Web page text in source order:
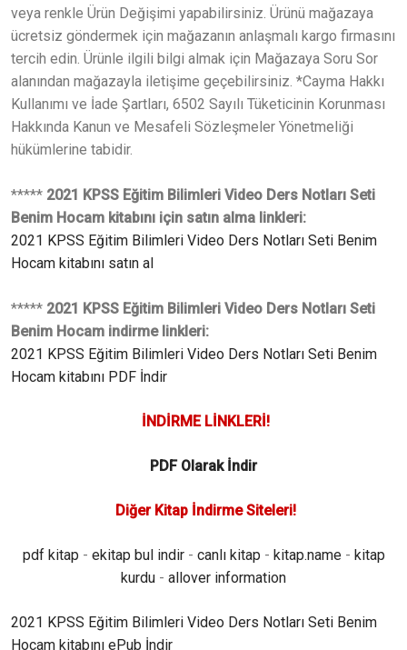
veya renkle Ürün Değişimi yapabilirsiniz. Ürünü mağazaya
ücretsiz göndermek için mağazanın anlaşmalı kargo firmasını
tercih edin. Ürünle ilgili bilgi almak için Mağazaya Soru Sor
alanından mağazayla iletişime geçebilirsiniz. *Cayma Hakkı
Kullanımı ve İade Şartları, 6502 Sayılı Tüketicinin Korunması
Hakkında Kanun ve Mesafeli Sözleşmeler Yönetmeliği
hükümlerine tabidir.
***** 2021 KPSS Eğitim Bilimleri Video Ders Notları Seti
Benim Hocam kitabını için satın alma linkleri:
2021 KPSS Eğitim Bilimleri Video Ders Notları Seti Benim
Hocam kitabını satın al
***** 2021 KPSS Eğitim Bilimleri Video Ders Notları Seti
Benim Hocam indirme linkleri:
2021 KPSS Eğitim Bilimleri Video Ders Notları Seti Benim
Hocam kitabını PDF İndir
İNDİRME LİNKLERİ!
PDF Olarak İndir
Diğer Kitap İndirme Siteleri!
pdf kitap - ekitap bul indir- canlı kitap - kitap.name- kitap
kurdu - allover information
2021 KPSS Eğitim Bilimleri Video Ders Notları Seti Benim
Hocam kitabını ePub İndir